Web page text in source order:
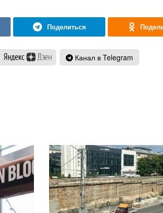
Канал в Telegram